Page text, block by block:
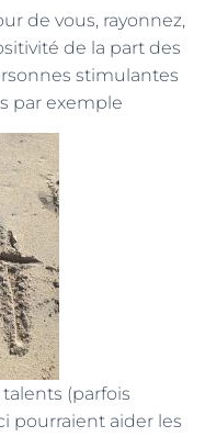
de vous, rayonnez,
de la part des
stimulantes
par exemple
(parfois
pourraient aider les